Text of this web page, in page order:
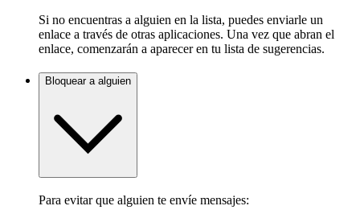
Si no encuentras a alguien en la lista, puedes enviarle un
enlace a través de otras aplicaciones. Una vez que abran el
enlace, comenzarán a aparecer en tu lista de sugerencias.
Bloquear a alguien
Para evitar que alguien te envíe mensajes: